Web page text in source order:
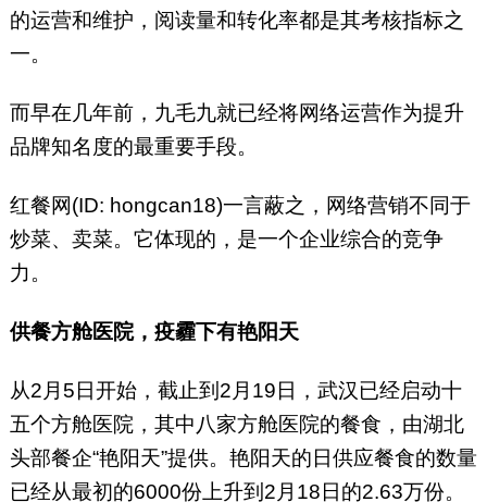
的运营和维护，阅读量和转化率都是其考核指标之
一。
而早在几年前，九毛九就已经将网络运营作为提升
品牌知名度的最重要手段。
红餐网(ID: hongcan18)一言蔽之，网络营销不同于
炒菜、卖菜。它体现的，是一个企业综合的竞争
力。
供餐方舱医院，疫霾下有艳阳天
从2月5日开始，截止到2月19日，武汉已经启动十
五个方舱医院，其中八家方舱医院的餐食，由湖北
头部餐企“艳阳天”提供。艳阳天的日供应餐食的数量
已经从最初的6000份上升到2月18日的2.63万份。